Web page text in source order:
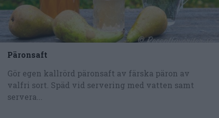
Päronsaft
Gör egen kallrörd päronsaft av färska päron av
valfri sort. Späd vid servering med vatten samt
servera...